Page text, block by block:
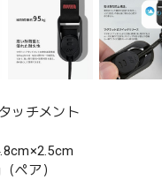
ッチメント
ペア）